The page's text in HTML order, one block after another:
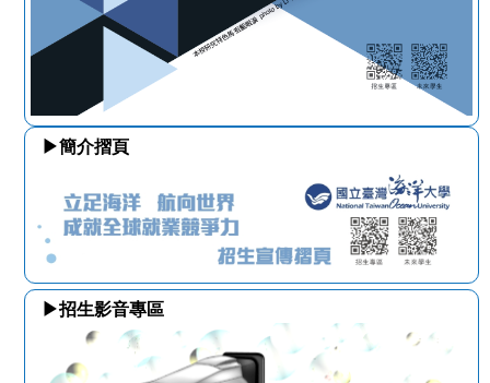
▶簡介摺頁
▶招生影音專區